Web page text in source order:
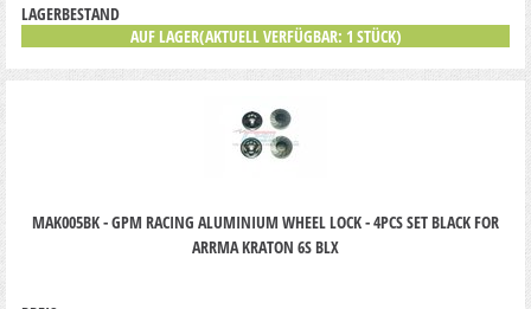
LAGERBESTAND
AUF LAGER(AKTUELL VERFÜGBAR: 1 STÜCK)
MAK005BK - GPM RACING ALUMINIUM WHEEL LOCK - 4PCS SET BLACK FOR
ARRMA KRATON 6S BLX